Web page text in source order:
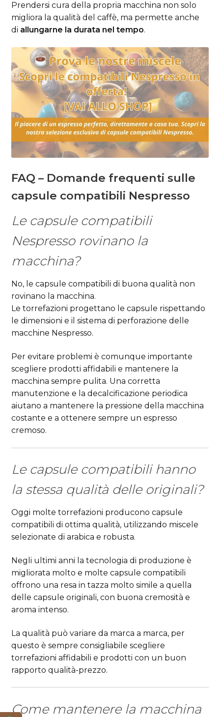
Prendersi cura della propria macchina non solo
migliora la qualità del caffè, ma permette anche
di allungarne la durata nel tempo.
FAQ – Domande frequenti sulle
capsule compatibili Nespresso
Le capsule compatibili
Nespresso rovinano la
macchina?
No, le capsule compatibili di buona qualità non
rovinano la macchina.
Le torrefazioni progettano le capsule rispettando
le dimensioni e il sistema di perforazione delle
macchine Nespresso.
Per evitare problemi è comunque importante
scegliere prodotti affidabili e mantenere la
macchina sempre pulita. Una corretta
manutenzione e la decalcificazione periodica
aiutano a mantenere la pressione della macchina
costante e a ottenere sempre un espresso
cremoso.
Le capsule compatibili hanno
la stessa qualità delle originali?
Oggi molte torrefazioni producono capsule
compatibili di ottima qualità, utilizzando miscele
selezionate di arabica e robusta.
Negli ultimi anni la tecnologia di produzione è
migliorata molto e molte capsule compatibili
offrono una resa in tazza molto simile a quella
delle capsule originali, con buona cremosità e
aroma intenso.
La qualità può variare da marca a marca, per
questo è sempre consigliabile scegliere
torrefazioni affidabili e prodotti con un buon
rapporto qualità-prezzo.
Come mantenere la macchina